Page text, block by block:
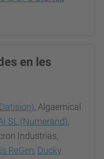
en les
, Algaemical
SL (Numerand),
Industrias,
ReGen, Ducky